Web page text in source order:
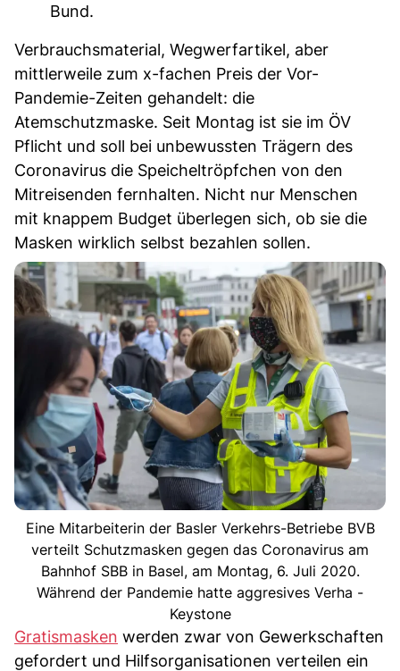
Bund.
Verbrauchsmaterial, Wegwerfartikel, aber
mittlerweile zum x-fachen Preis der Vor-
Pandemie-Zeiten gehandelt: die
Atemschutzmaske. Seit Montag ist sie im ÖV
Pflicht und soll bei unbewussten Trägern des
Coronavirus die Speicheltröpfchen von den
Mitreisenden fernhalten. Nicht nur Menschen
mit knappem Budget überlegen sich, ob sie die
Masken wirklich selbst bezahlen sollen.
Eine Mitarbeiterin der Basler Verkehrs-Betriebe BVB
verteilt Schutzmasken gegen das Coronavirus am
Bahnhof SBB in Basel, am Montag, 6. Juli 2020.
Während der Pandemie hatte aggresives Verha -
Keystone
Gratismasken werden zwar von Gewerkschaften
gefordert und Hilfsorganisationen verteilen ein